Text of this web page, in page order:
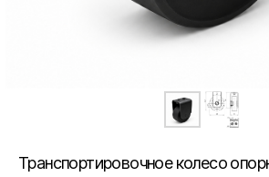
Транспортировочное колесо